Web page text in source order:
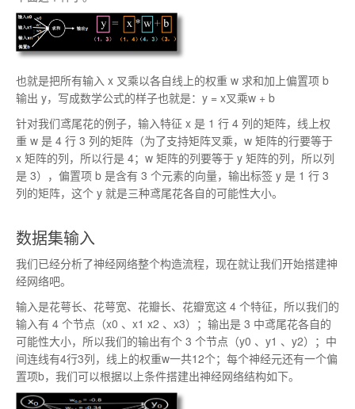
也就是把所有输入 x 叉乘以各自线上的权重 w 求和加上偏置项 b
输出 y，写成数学公式的样子也就是：y = x叉乘w + b
针对我们鸢尾花的例子，输入特征 x 是 1 行 4 列的矩阵，线上权
重 w 是 4 行 3 列的矩阵（为了支持矩阵叉乘，w 矩阵的行要等于
x 矩阵的列，所以行是 4；w 矩阵的列要等于 y 矩阵的列，所以列
是 3），偏置项 b 是含有 3 个元素的向量，输出标签 y 是 1 行 3
列的矩阵，这个 y 就是三种鸢尾花各自的可能性大小。
数据集输入
我们已经分析了神经网络整个构造流程，现在就让我们开始搭建神
经网络吧。
输入是花萼长、花萼宽、花瓣长、花瓣宽这 4 个特征，所以我们的
输入有 4 个节点（x0 、x1 x2 、x3）；输出是 3 中鸢尾花各自的
可能性大小，所以我们的输出有个 3 个节点（y0 、y1 、y2）；中
间连线有4行3列，线上的权重w一共12个；每个神经元还有一个偏
置项b，我们可以根据以上条件搭建出神经网络结构如下。